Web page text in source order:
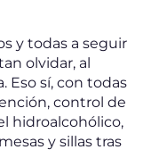
y todas a seguir
olvidar, al
Eso sí, con todas
control de
hidroalcohólico,
y sillas tras